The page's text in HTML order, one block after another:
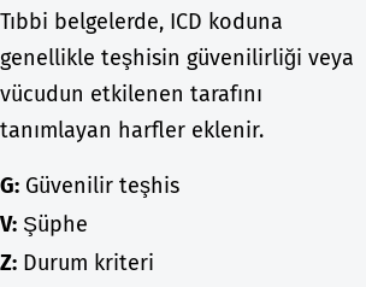
Tıbbi belgelerde, ICD koduna
genellikle teşhisin güvenilirliği veya
vücudun etkilenen tarafını
tanımlayan harfler eklenir.
G:Güvenilir teşhis
V:Şüphe
Z:Durum kriteri